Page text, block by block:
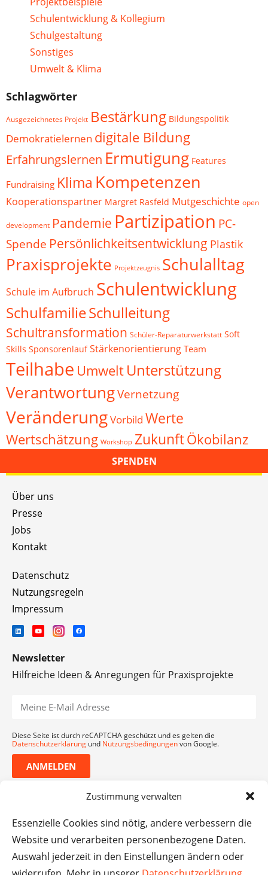
Zustimmung verwalten
Essenzielle Cookies sind nötig, andere verbessern die
Website und verarbeiten personenbezogene Daten.
Auswahl jederzeit in den Einstellungen ändern oder
Schulentwicklung & Kollegium
Schulgestaltung
Sonstiges
Umwelt & Klima
Schlagwörter
Ausgezeichnetes Projekt Bestärkung Bildungspolitik
Demokratielernen digitale Bildung
Erfahrungslernen Ermutigung Features
Fundraising Klima Kompetenzen
Kooperationspartner Margret Rasfeld Mutgeschichte open
development Pandemie Partizipation PC-
Spende Persönlichkeitsentwicklung Plastik
Praxisprojekte Projektzeugnis Schulalltag
Schule im Aufbruch Schulentwicklung
SchulfamilieSchulleitung
Schultransformation Schüler-Reparaturwerkstatt Soft
Skills Sponsorenlauf Stärkenorientierung Team
Teilhabe Umwelt Unterstützung
VerantwortungVernetzung
VeränderungVorbild Werte
Wertschätzung Workshop ZukunftÖkobilanz
SPENDEN
Über uns
Presse
Jobs
Kontakt
Datenschutz
Nutzungsregeln
Impressum
Newsletter
Hilfreiche Ideen & Anregungen für Praxisprojekte
Diese Seite ist durch reCAPTCHA geschützt und es gelten die
Datenschutzerklärung und Nutzungsbedingungenvon Google.
ANMELDEN